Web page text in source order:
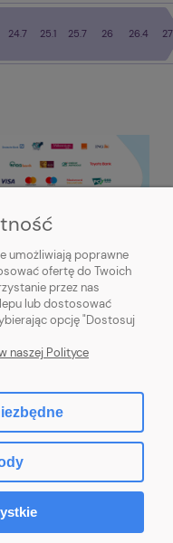
24.7 25.1 25.7 26 26.4 27
umożliwiają poprawne
ofertę do Twoich
przez nas
lub dostosować
opcję "Dostosuj
naszej Polityce